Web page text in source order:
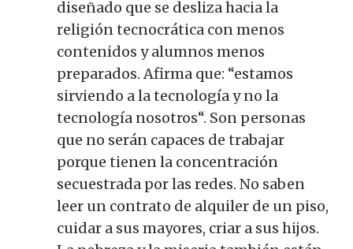
diseñado que se desliza hacia la
religión tecnocrática con menos
contenidos y alumnos menos
preparados. Afirma que: “estamos
sirviendo a la tecnología y no la
tecnología nosotros“. Son personas
que no serán capaces de trabajar
porque tienen la concentración
secuestrada por las redes. No saben
leer un contrato de alquiler de un piso,
cuidar a sus mayores, criar a sus hijos.